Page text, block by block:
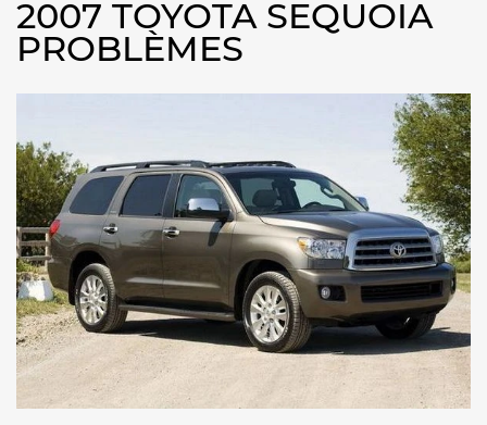
2007 TOYOTA SEQUOIA
PROBLÈMES